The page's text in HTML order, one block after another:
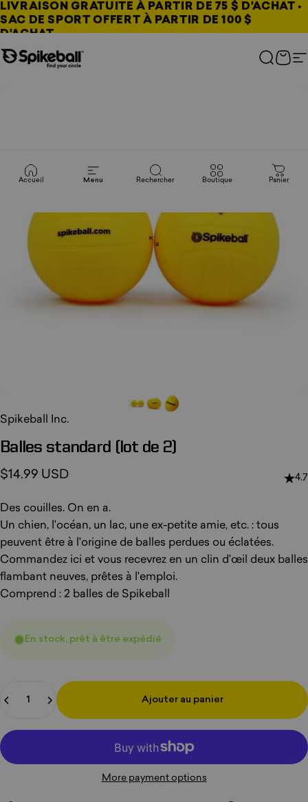
Aller au contenu
LIVRAISON GRATUITE À PARTIR DE 75 $ D'ACHAT •
SAC DE SPORT OFFERT À PARTIR DE 100 $
D'ACHAT
Boutique Spikeball
Accueil Menu Rechercher Boutique Panier
Spikeball Inc.
Balles standard (lot de 2)
$14.99 USD 4.7
Des couilles. On en a.
Un chien, l'océan, un lac, une ex-petite amie, etc. : tous
peuvent être à l'origine de balles perdues ou éclatées.
Commandez ici et vous recevrez en un clin d'œil deux balles
flambant neuves, prêtes à l'emploi.
Comprend : 2 balles de Spikeball
En stock, prêt à être expédié
Ajouter au panier
More payment options